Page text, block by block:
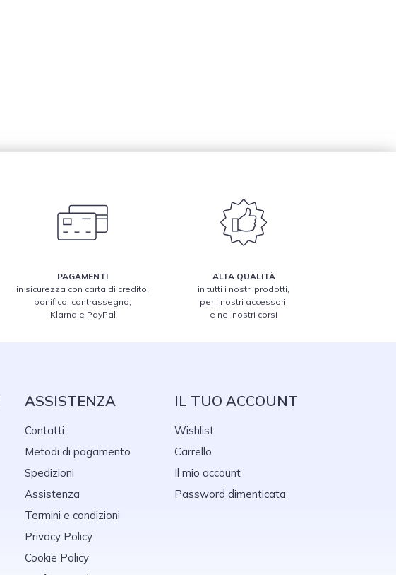
PAGAMENTI
in sicurezza con carta di credito,
bonifico, contrassegno,
Klarna e PayPal
ALTA QUALITÀ
in tutti i nostri prodotti,
per i nostri accessori,
e nei nostri corsi
ASSISTENZA
Contatti
Metodi di pagamento
Spedizioni
Assistenza
Termini e condizioni
Privacy Policy
Cookie Policy
IL TUO ACCOUNT
Wishlist
Carrello
Il mio account
Password dimenticata